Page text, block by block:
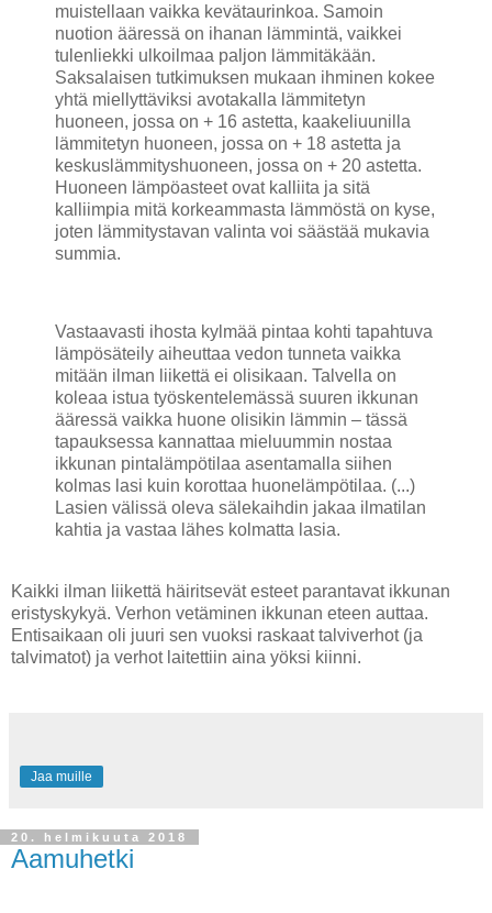
muistellaan vaikka kevätaurinkoa. Samoin
nuotion ääressä on ihanan lämmintä, vaikkei
tulenliekki ulkoilmaa paljon lämmitäkään.
Saksalaisen tutkimuksen mukaan ihminen kokee
yhtä miellyttäviksi avotakalla lämmitetyn
huoneen, jossa on + 16 astetta, kaakeliuunilla
lämmitetyn huoneen, jossa on + 18 astetta ja
keskuslämmityshuoneen, jossa on + 20 astetta.
Huoneen lämpöasteet ovat kalliita ja sitä
kalliimpia mitä korkeammasta lämmöstä on kyse,
joten lämmitystavan valinta voi säästää mukavia
summia.
Vastaavasti ihosta kylmää pintaa kohti tapahtuva
lämpösäteily aiheuttaa vedon tunneta vaikka
mitään ilman liikettä ei olisikaan. Talvella on
koleaa istua työskentelemässä suuren ikkunan
ääressä vaikka huone olisikin lämmin – tässä
tapauksessa kannattaa mieluummin nostaa
ikkunan pintalämpötilaa asentamalla siihen
kolmas lasi kuin korottaa huonelämpötilaa. (...)
Lasien välissä oleva sälekaihdin jakaa ilmatilan
kahtia ja vastaa lähes kolmatta lasia.
Kaikki ilman liikettä häiritsevät esteet parantavat ikkunan
eristyskykyä. Verhon vetäminen ikkunan eteen auttaa.
Entisaikaan oli juuri sen vuoksi raskaat talviverhot (ja
talvimatot) ja verhot laitettiin aina yöksi kiinni.
Jaa muille
20. helmikuuta 2018
Aamuhetki